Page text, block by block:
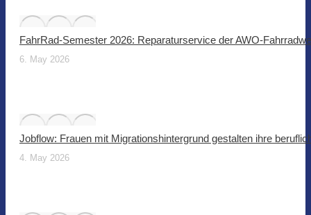
FahrRad-Semester 2026: Reparaturservice der AWO-
6. May 2026
Jobflow: Frauen mit Migrationshintergrund gestalten ihre
4. May 2026